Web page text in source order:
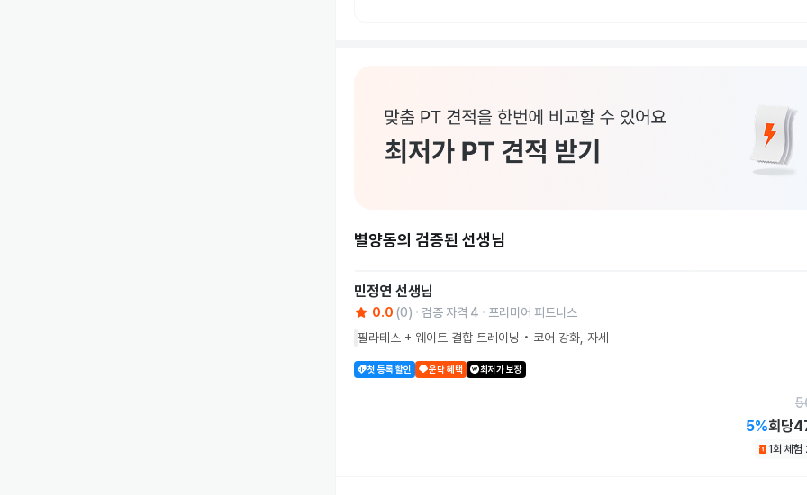
별양동의 검증된 선생님
민정연 선생님
0.0 (0) 검증 자격 4
프리미어 피트니스
필라테스 + 웨이트 결합 트레이닝 • 코어 강화, 자세
첫 등록 할인 운닥 혜택 최저가 보장
5%회당
1회 체험